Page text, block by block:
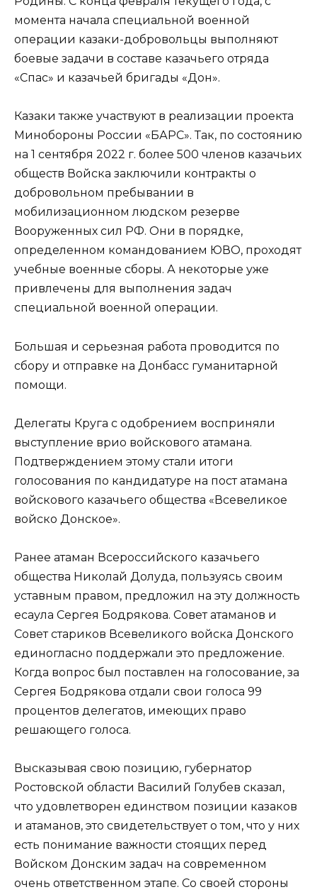
момента начала специальной военной
операции казаки-добровольцы выполняют
боевые задачи в составе казачьего отряда
«Спас» и казачьей бригады «Дон».
Казаки также участвуют в реализации проекта
Минобороны России «БАРС». Так, по состоянию
на 1 сентября 2022 г. более 500 членов казачьих
обществ Войска заключили контракты о
добровольном пребывании в
мобилизационном людском резерве
Вооруженных сил РФ. Они в порядке,
определенном командованием ЮВО, проходят
учебные военные сборы. А некоторые уже
привлечены для выполнения задач
специальной военной операции.
Большая и серьезная работа проводится по
сбору и отправке на Донбасс гуманитарной
помощи.
Делегаты Круга с одобрением восприняли
выступление врио войскового атамана.
Подтверждением этому стали итоги
голосования по кандидатуре на пост атамана
войскового казачьего общества «Всевеликое
войско Донское».
Ранее атаман Всероссийского казачьего
общества Николай Долуда, пользуясь своим
уставным правом, предложил на эту должность
есаула Сергея Бодрякова. Совет атаманов и
Совет стариков Всевеликого войска Донского
единогласно поддержали это предложение.
Когда вопрос был поставлен на голосование, за
Сергея Бодрякова отдали свои голоса 99
процентов делегатов, имеющих право
решающего голоса.
Высказывая свою позицию, губернатор
Ростовской области Василий Голубев сказал,
что удовлетворен единством позиции казаков
и атаманов, это свидетельствует о том, что у них
есть понимание важности стоящих перед
Войском Донским задач на современном
очень ответственном этапе. Со своей стороны